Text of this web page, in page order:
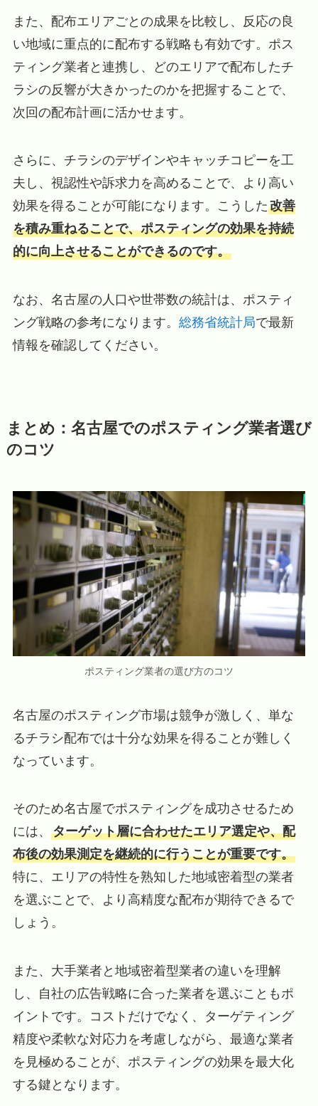
また、配布エリアごとの成果を比較し、反応の良
い地域に重点的に配布する戦略も有効です。ポス
ティング業者と連携し、どのエリアで配布したチ
ラシの反響が大きかったのかを把握することで、
次回の配布計画に活かせます。
さらに、チラシのデザインやキャッチコピーを工
夫し、視認性や訴求力を高めることで、より高い
効果を得ることが可能になります。こうした改善
を積み重ねることで、ポスティングの効果を持続
的に向上させることができるのです。
なお、名古屋の人口や世帯数の統計は、ポスティ
ング戦略の参考になります。 総務省統計局で最新
情報を確認してください。
まとめ：名古屋でのポスティング業者選び
のコツ
ポスティング業者の選び方のコツ
名古屋のポスティング市場は競争が激しく、単な
るチラシ配布では十分な効果を得ることが難しく
なっています。
そのため名古屋でポスティングを成功させるため
には、 ターゲット層に合わせたエリア選定や、配
布後の効果測定を継続的に行うことが重要です。
特に、エリアの特性を熟知した地域密着型の業者
を選ぶことで、より高精度な配布が期待できるで
しょう。
また、大手業者と地域密着型業者の違いを理解
し、自社の広告戦略に合った業者を選ぶこともポ
イントです。コストだけでなく、ターゲティング
精度や柔軟な対応力を考慮しながら、最適な業者
を見極めることが、ポスティングの効果を最大化
する鍵となります。